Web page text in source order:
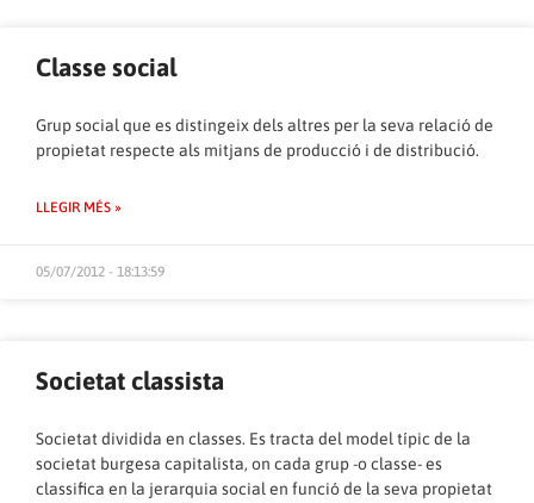
Classe social
Grup social que es distingeix dels altres per la seva relació de
propietat respecte als mitjans de producció i de distribució.
LLEGIR MÉS »
05/07/2012 - 18:13:59
Societat classista
Societat dividida en classes. Es tracta del model típic de la
societat burgesa capitalista, on cada grup -o classe- es
classifica en la jerarquia social en funció de la seva propietat